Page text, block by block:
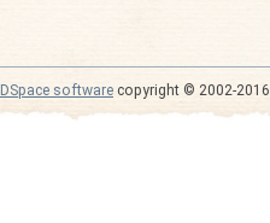
DSpace software copyright © 2002-2016